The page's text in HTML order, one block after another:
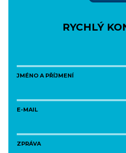
RYCHLÝ
JMÉNO A PŘÍJMENÍ
E-MAIL
ZPRÁVA